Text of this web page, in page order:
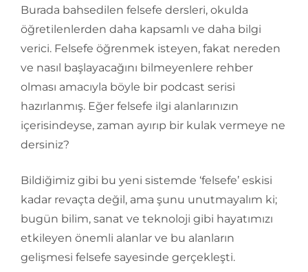
Burada bahsedilen felsefe dersleri, okulda
öğretilenlerden daha kapsamlı ve daha bilgi
verici. Felsefe öğrenmek isteyen, fakat nereden
ve nasıl başlayacağını bilmeyenlere rehber
olması amacıyla böyle bir podcast serisi
hazırlanmış. Eğer felsefe ilgi alanlarınızın
içerisindeyse, zaman ayırıp bir kulak vermeye ne
dersiniz?
Bildiğimiz gibi bu yeni sistemde ‘felsefe’ eskisi
kadar revaçta değil, ama şunu unutmayalım ki;
bugün bilim, sanat ve teknoloji gibi hayatımızı
etkileyen önemli alanlar ve bu alanların
gelişmesi felsefe sayesinde gerçekleşti.